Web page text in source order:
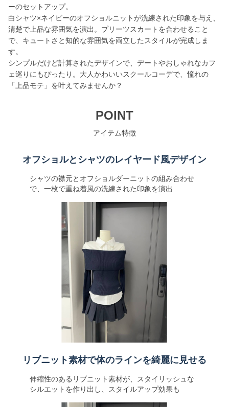
ーのセットアップ。
白シャツ×ネイビーのオフショルニットが洗練された印象を与え、
清楚で上品な雰囲気を演出。プリーツスカートを合わせること
で、キュートさと知的な雰囲気を両立したスタイルが完成しま
す。
シンプルだけど計算されたデザインで、デートやおしゃれなカフ
ェ巡りにもぴったり。大人かわいいスクールコーデで、憧れの
「上品モテ」を叶えてみませんか？
POINT
アイテム特徴
オフショルとシャツのレイヤード風デザイン
シャツの襟元とオフショルダーニットの組み合わせ
で、一枚で重ね着風の洗練された印象を演出
リブニット素材で体のラインを綺麗に見せる
伸縮性のあるリブニット素材が、スタイリッシュな
シルエットを作り出し、スタイルアップ効果も